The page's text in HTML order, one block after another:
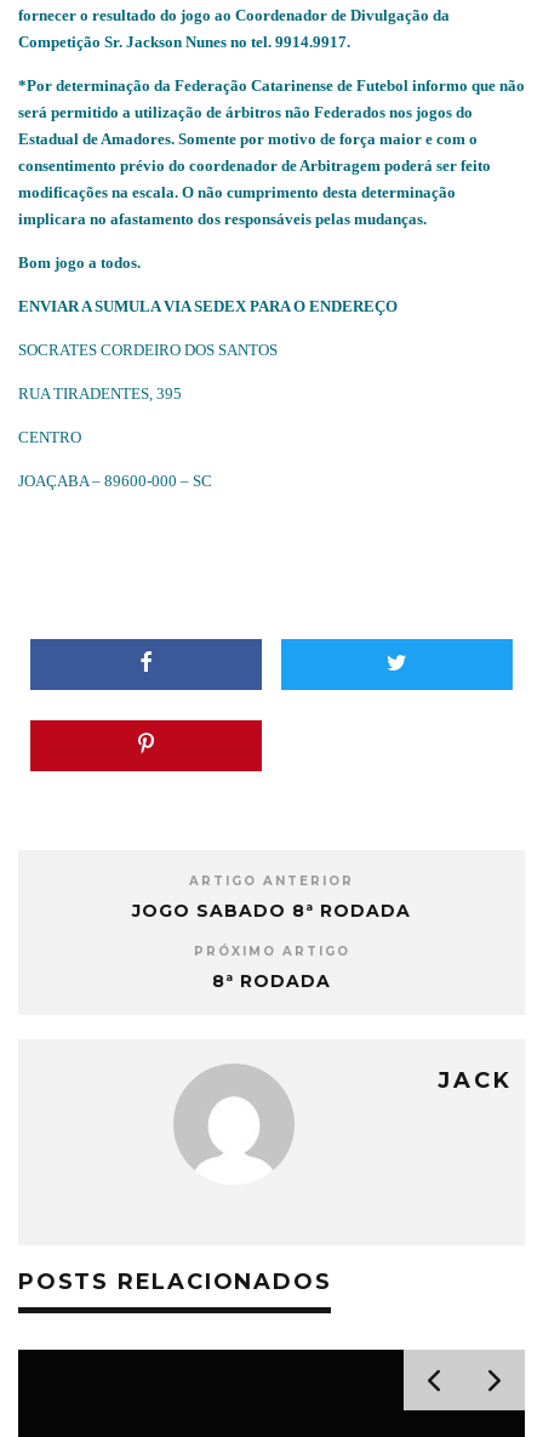
fornecer o resultado do jogo ao Coordenador de Divulgação da
Competição Sr. Jackson Nunes no tel. 9914.9917.
*Por determinação da Federação Catarinense de Futebol informo que não
será permitido a utilização de árbitros não Federados nos jogos do
Estadual de Amadores. Somente por motivo de força maior e com o
consentimento prévio do coordenador de Arbitragem poderá ser feito
modificações na escala. O não cumprimento desta determinação
implicara no afastamento dos responsáveis pelas mudanças.
Bom jogo a todos.
ENVIAR A SUMULA VIA SEDEX PARA O ENDEREÇO
SOCRATES CORDEIRO DOS SANTOS
RUA TIRADENTES, 395
CENTRO
JOAÇABA – 89600-000 – SC
ARTIGO ANTERIOR
JOGO SABADO 8ª RODADA
PRÓXIMO ARTIGO
8ª RODADA
JACK
POSTS RELACIONADOS